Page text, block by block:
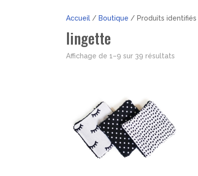
Accueil / Boutique / Produits identifiés
lingette
Affichage de 1–9 sur 39 résultats